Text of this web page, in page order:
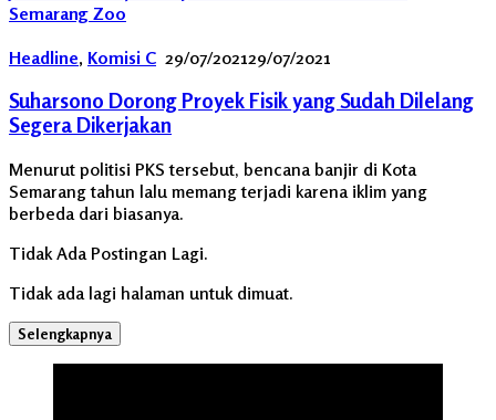
Semarang Zoo
Headline, Komisi C 29/07/202129/07/2021
Suharsono Dorong Proyek Fisik yang Sudah Dilelang
Segera Dikerjakan
Menurut politisi PKS tersebut, bencana banjir di Kota
Semarang tahun lalu memang terjadi karena iklim yang
berbeda dari biasanya.
Tidak Ada Postingan Lagi.
Tidak ada lagi halaman untuk dimuat.
Selengkapnya